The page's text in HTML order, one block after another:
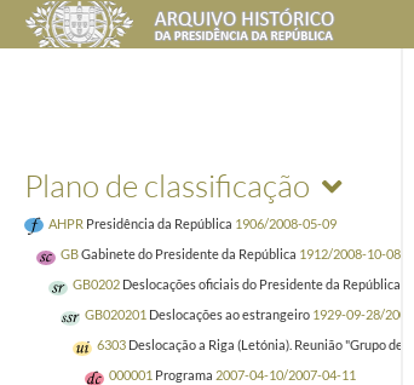
Plano de classificação
AHPR Presidência da República 1906/2008-05-09
GBGabinete do Presidente da República 1912/2008-10-08
GB0202 Deslocações oficiais do Presidente da República
GB020201 Deslocações ao estrangeiro 1929-09-28/
6303 Deslocação a Riga (Letónia). Reunião "Grupo de
000001 Programa 2007-04-10/2007-04-11